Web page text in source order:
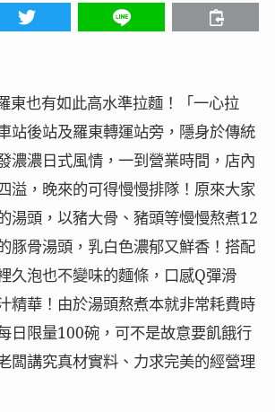
東也有如此高水準拉麵！「一心拉
站後站及羅東轉運站旁，隱身於傳統
濃濃日式風情，一到營業時間，店內
溢，晚來的可得慢慢排隊！原來大家
湯頭，以豬大骨、豬頭等慢慢熬煮12
豚骨湯頭，乳白色濃郁又鮮香！搭配
久泡也不變味的麵條，口感Q彈滑
精華！由於湯頭熬煮本就非常耗費時
日限量100碗，可不是故意要飢餓行
闆講究真材實料、力求完美的經營理